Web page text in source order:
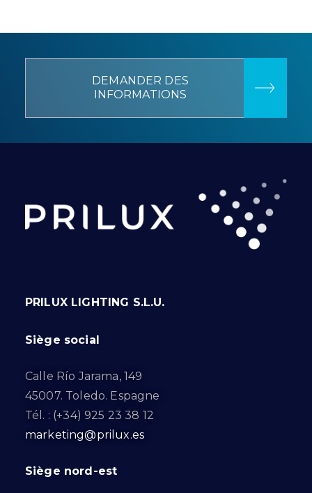
DEMANDER DES
INFORMATIONS
PRILUX LIGHTING S.L.U.
Siège social
Calle Río Jarama, 149
45007. Toledo. Espagne
Tél. : (+34) 925 23 38 12
marketing@prilux.es
Siège nord-est